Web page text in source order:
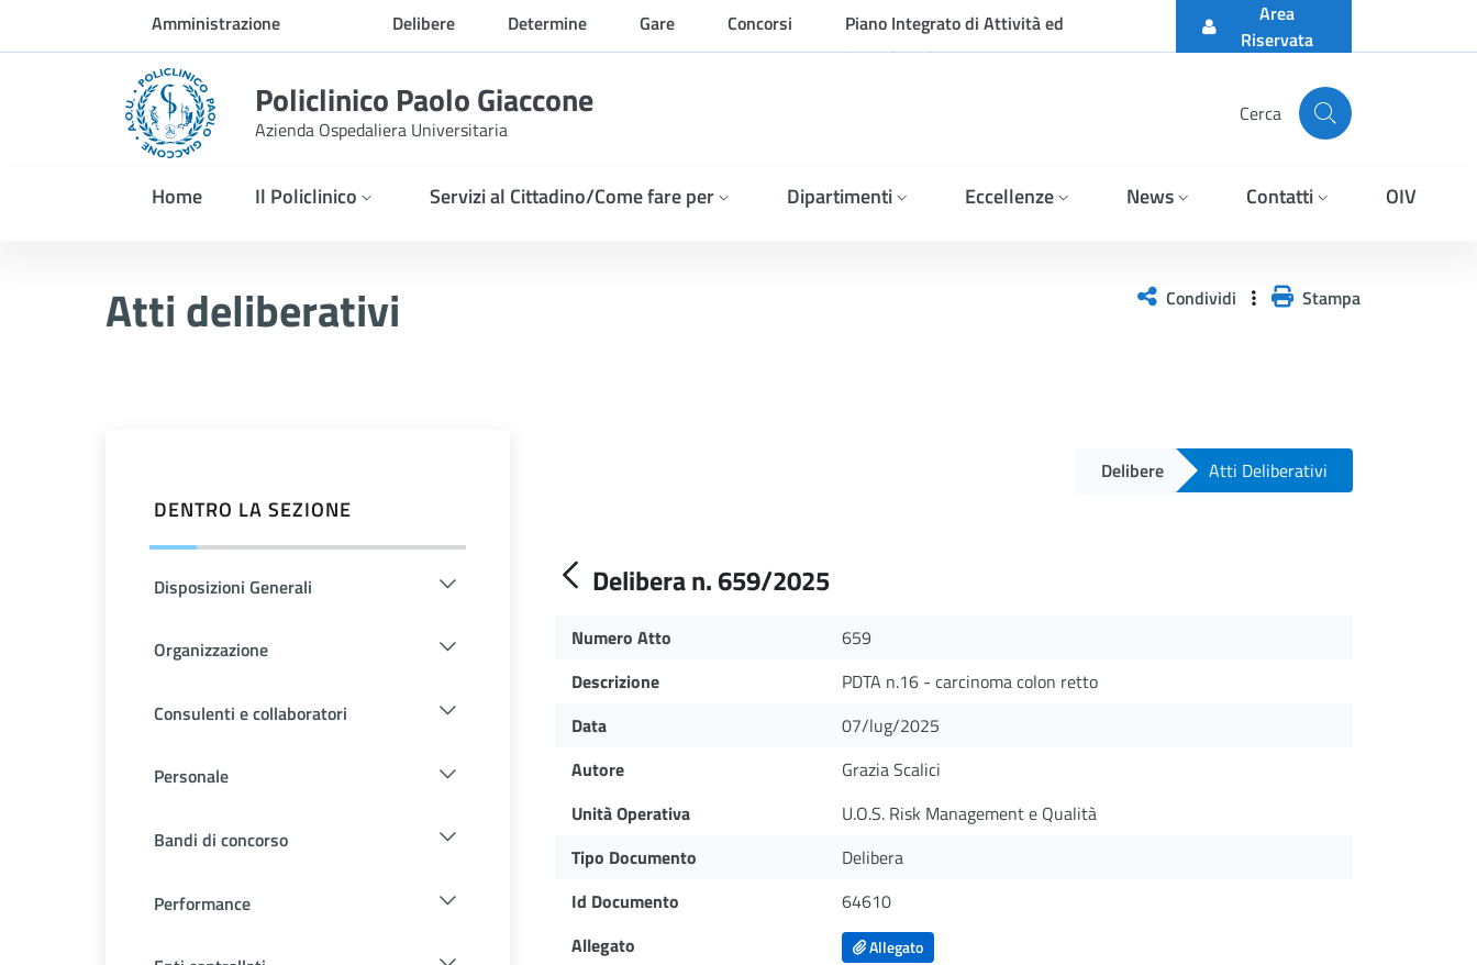
Skip to Main ContentAmministrazione
trasparente
Delibere Determine Gare Concorsi
Piano Integrato di Attività ed
Organizzazione
Area
Riservata
Policlinico Paolo Giaccone
Azienda Ospedaliera Universitaria
Cerca
Home Il Policlinico Servizi al Cittadino/Come fare per Dipartimenti Eccellenze News Contatti OIV
Atti deliberativi Condividi Stampa
DENTRO LA SEZIONE
Disposizioni Generali
Organizzazione
Consulenti e collaboratori
Personale
Bandi di concorso
Performance
Delibere Atti Deliberativi
Delibera n. 659/2025
Numero Atto
659
Descrizione
PDTA n.16 - carcinoma colon retto
Data
07/lug/2025
Autore
Grazia Scalici
Unità Operativa
U.O.S. Risk Management e Qualità
Tipo Documento
Delibera
Id Documento
64610
Allegato
Allegato